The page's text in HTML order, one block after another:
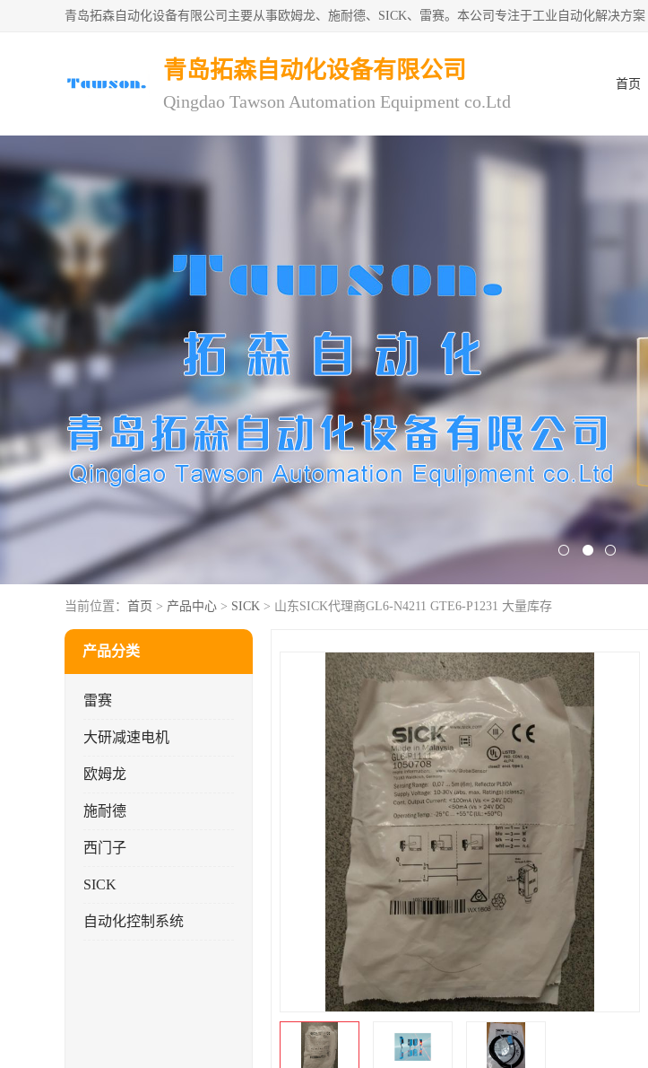
青岛拓森自动化设备有限公司主要从事欧姆龙、施耐德、SICK、雷赛。本公司专注于工业自动化解决方案
青岛拓森自动化设备有限公司
Qingdao Tawson Automation Equipment co.Ltd
首页
当前位置： 首页 > 产品中心 > SICK > 山东SICK代理商GL6-N4211 GTE6-P1231 大量库存
产品分类
雷赛
大研减速电机
欧姆龙
施耐德
西门子
SICK
自动化控制系统